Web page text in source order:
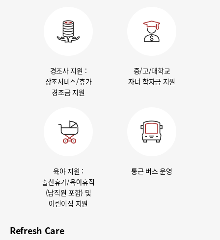
경조사 지원 :
상조서비스/휴가
경조금 지원
중/고/대학교
자녀 학자금 지원
육아 지원 :
출산휴가/육아휴직
(남직원 포함) 및
어린이집 지원
통근 버스 운영
Refresh Care